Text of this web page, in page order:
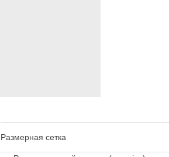
Размерная сетка